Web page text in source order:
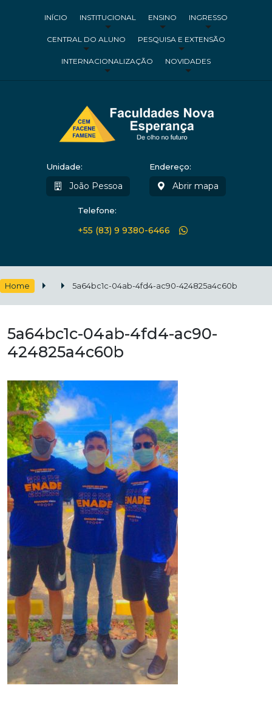
INÍCIO INSTITUCIONAL ENSINO INGRESSO
CENTRAL DO ALUNO PESQUISA E EXTENSÃO
INTERNACIONALIZAÇÃO NOVIDADES
Unidade:
João Pessoa
Endereço:
Abrir mapa
Telefone:
+55 (83) 9 9380-6466
Home 5a64bc1c-04ab-4fd4-ac90-424825a4c60b
5a64bc1c-04ab-4fd4-ac90-
424825a4c60b